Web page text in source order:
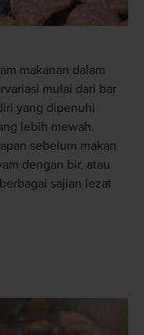
makanan dalam
mulai dari bar
yang dipenuhi
lebih mewah.
sebelum makan
dengan bir, atau
sajian lezat